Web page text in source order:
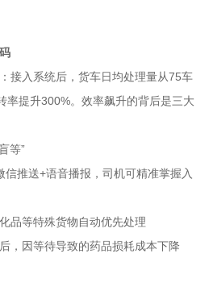
接入系统后，货车日均处理量从75车
率提升300%。效率飙升的背后是三大
等”
推送+语音播报，司机可精准掌握入
品等特殊货物自动优先处理
，因等待导致的药品损耗成本下降